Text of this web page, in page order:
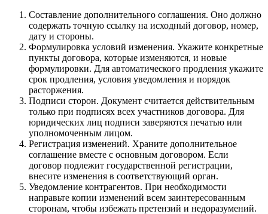
Составление дополнительного соглашения. Оно должно
содержать точную ссылку на исходный договор, номер,
дату и стороны.
Формулировка условий изменения. Укажите конкретные
пункты договора, которые изменяются, и новые
формулировки. Для автоматического продления укажите
срок продления, условия уведомления и порядок
расторжения.
Подписи сторон. Документ считается действительным
только при подписях всех участников договора. Для
юридических лиц подписи заверяются печатью или
уполномоченным лицом.
Регистрация изменений. Храните дополнительное
соглашение вместе с основным договором. Если
договор подлежит государственной регистрации,
внесите изменения в соответствующий орган.
Уведомление контрагентов. При необходимости
направьте копии изменений всем заинтересованным
сторонам, чтобы избежать претензий и недоразумений.